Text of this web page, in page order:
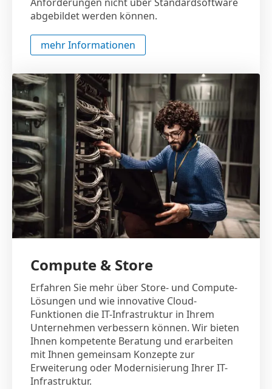
abgebildet werden können.
mehr Informationen
Compute & Store
Erfahren Sie mehr über Store- und Compute-
Lösungen und wie innovative Cloud-
Funktionen die IT-Infrastruktur in Ihrem
Unternehmen verbessern können. Wir bieten
Ihnen kompetente Beratung und erarbeiten
mit Ihnen gemeinsam Konzepte zur
Erweiterung oder Modernisierung Ihrer IT-
Infrastruktur.